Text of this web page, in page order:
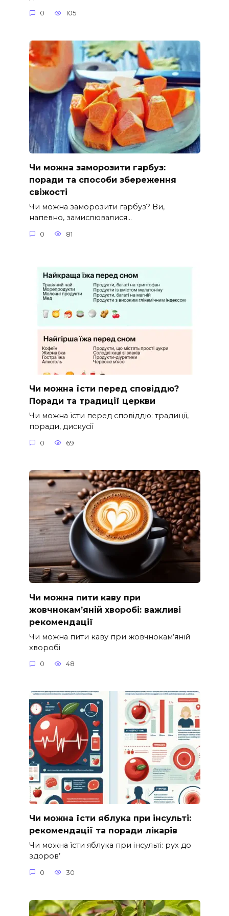
0 105
Чи можна заморозити гарбуз:
поради та способи збереження
свіжості
Чи можна заморозити гарбуз? Ви,
напевно, замислювалися…
0 81
Чи можна їсти перед сповіддю?
Поради та традиції церкви
Чи можна їсти перед сповіддю: традиції,
поради, дискусії
0 69
Чи можна пити каву при
жовчнокам’яній хворобі: важливі
рекомендації
Чи можна пити каву при жовчнокам’яній
хворобі
0 48
Чи можна їсти яблука при інсульті:
рекомендації та поради лікарів
Чи можна їсти яблука при інсульті: рух до
здоров’
0 30